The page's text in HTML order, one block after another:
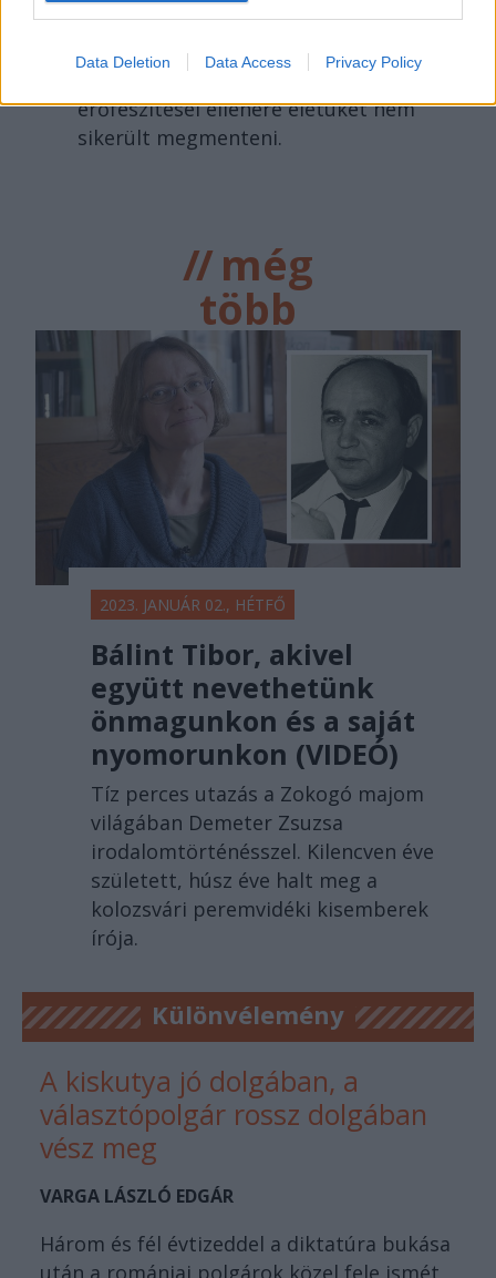
Data Deletion Data Access Privacy Policy
Villám csapott két, a Maros partján
halászó férfiba csütörtök kora délután
Szászrégenben. A mentősök
erőfeszítései ellenére életüket nem
sikerült megmenteni.
//még
több
főtér.ro
2023. JANUÁR 02., HÉTFŐ
Bálint Tibor, akivel
együtt nevethetünk
önmagunkon és a saját
nyomorunkon (VIDEÓ)
Tíz perces utazás a Zokogó majom
világában Demeter Zsuzsa
irodalomtörténésszel. Kilencven éve
született, húsz éve halt meg a
kolozsvári peremvidéki kisemberek
írója.
Különvélemény
A kiskutya jó dolgában, a
választópolgár rossz dolgában
vész meg
VARGA LÁSZLÓ EDGÁR
Három és fél évtizeddel a diktatúra bukása
után a romániai polgárok közel fele ismét